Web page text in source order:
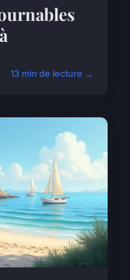
13 min de lecture →